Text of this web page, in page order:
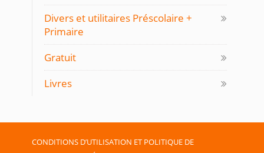
Divers et utilitaires Préscolaire +
Primaire
Gratuit
Livres
CONDITIONS D’UTILISATION ET POLITIQUE DE